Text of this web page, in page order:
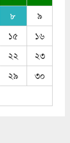
৮
৯
১৫
১৬
২২
২৩
২৯
৩০